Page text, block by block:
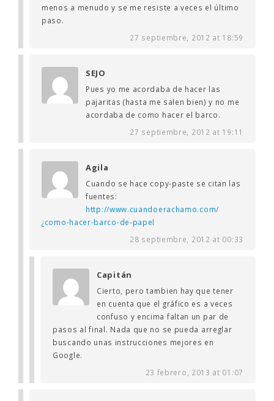
menos a menudo y se me resiste a veces el último
paso.
27 septiembre, 2012 at 18:59
SEJO
Pues yo me acordaba de hacer las
pajaritas (hasta me salen bien) y no me
acordaba de como hacer el barco.
27 septiembre, 2012 at 19:11
Agila
Cuando se hace copy-paste se citan las
fuentes:
http://www.cuandoerachamo.com/
¿como-hacer-barco-de-papel
28 septiembre, 2012 at 00:33
Capitán
Cierto, pero tambien hay que tener
en cuenta que el gráfico es a veces
confuso y encima faltan un par de
pasos al final. Nada que no se pueda arreglar
buscando unas instrucciones mejores en
Google.
23 febrero, 2013 at 01:07